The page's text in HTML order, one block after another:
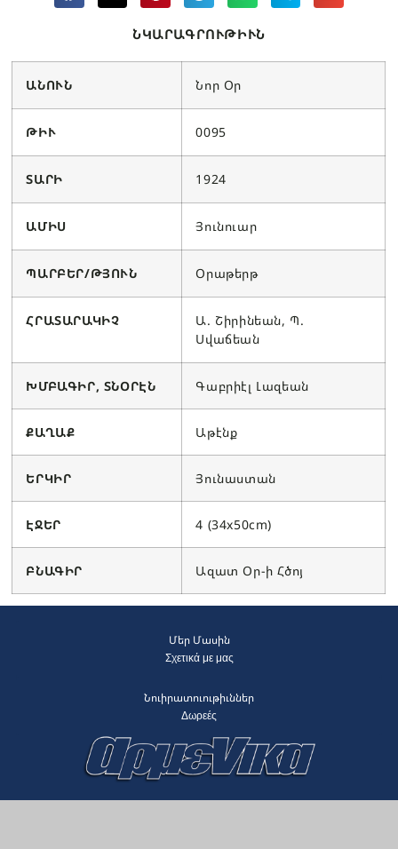
ՆԿԱՐԱԳՐՈՒԹԻՒՆ
ԱՆՈՒՆ Նոր Օր
ԹԻՒ 0095
ՏԱՐԻ 1924
ԱՄԻՍ Յունուար
ՊԱՐԲԵՐ/ԹՅՈՒՆ Օրաթերթ
ՀՐԱՏԱՐԱԿԻՉ
Ա. Շիրինեան, Պ.
Սվաճեան
ԽՄԲԱԳԻՐ, ՏՆՕՐԷՆ Գաբրիէլ Լազեան
ՔԱՂԱՔ Աթէնք
ԵՐԿԻՐ Յունաստան
ԷՋԵՐ 4 (34x50cm)
ԲՆԱԳԻՐ Ազատ Օր-ի Հծոյ
Մեր Մասին
Σχετικά με μας
Նուիրատուութիւններ
Δωρεές